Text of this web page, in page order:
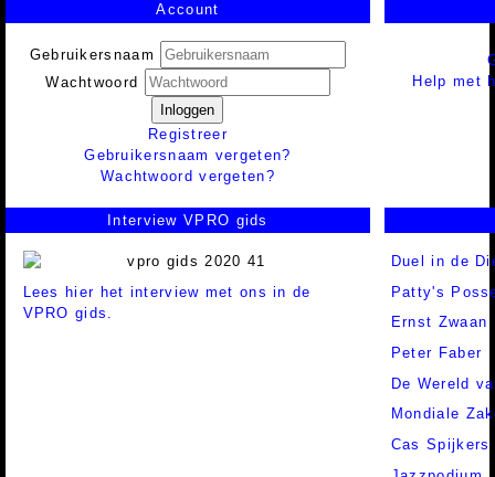
Account
Gebruikersnaam
Wachtwoord
Inloggen
Registreer
Gebruikersnaam vergeten?
Wachtwoord vergeten?
Help met
Interview VPRO gids
Lees hier het interview met ons in de
VPRO gids.
Duel in de
Patty's
Ernst Zwaan
Peter Faber
De Wereld
Mondiale
Cas Spijkers